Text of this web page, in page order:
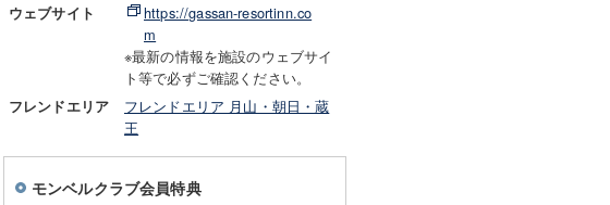
ウェブサイト
https://gassan-resortinn.co
m
※最新の情報を施設のウェブサイ
ト等で必ずご確認ください。
フレンドエリア
フレンドエリア 月山・朝日・蔵
王
モンベルクラブ会員特典